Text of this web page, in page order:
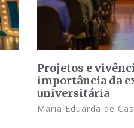
Projetos e
importância da
universitária
Maria Eduarda de